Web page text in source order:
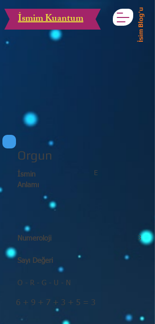
İsmim Kuantum İsim Blog'u
Orgun
E
İsmin
Anlamı
Numeroloji
Sayı Değeri
3
O - R - G - U - N
6 + 9 + 7 + 3 + 5 = 3